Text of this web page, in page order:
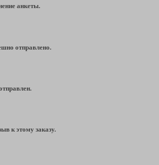
анкеты.
отправлено.
к этому заказу.